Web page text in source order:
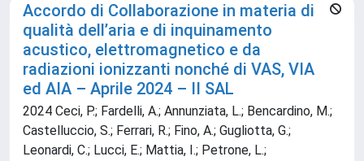
Accordo di Collaborazione in materia di
qualità dell’aria e di inquinamento
acustico, elettromagnetico e da
radiazioni ionizzanti nonché di VAS, VIA
ed AIA – Aprile 2024 – II SAL
2024 Ceci, P.; Fardelli, A.; Annunziata, L.; Bencardino, M.;
Castelluccio, S.; Ferrari, R.; Fino, A.; Gugliotta, G.;
Leonardi, C.; Lucci, E.; Mattia, I.; Petrone, L.;